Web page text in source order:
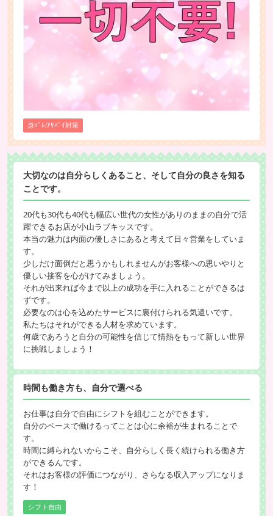
身ﾊﾞﾚ/ｱﾘﾊﾞｲ対策
大切なのは自分らしくあること、そして自分の良さを知る
ことです。
20代も30代も40代も幅広い世代の女性がありのままの自分で活
躍できるお店が小山ラブキッスです。
本当の魅力は内面の優しさにあると考えて日々営業をしていま
す。
少しだけ面倒だと思うかもしれませんがお客様への思いやりと
優しい接客を心がけてみましょう。
それが出来れば今まで以上の成功を手に入れることができるは
ずです。
必要なのは心を込めたサービスに裏付けられる気遣いです。
私たちはそれができる人材を求めています。
何歳であろうと自分の可能性を信じて情熱をもって新しい世界
に挑戦しましょう！
時間も働き方も、自分で選べる
お仕事は自分で自由にシフトを組むことができます。
自分のペースで働けるってことは心に余裕が生まれることで
す。
時間に縛られないからこそ、自分らしく長く続けられる働き方
ができるんです。
それはお客様の評価につながり、さらなる収入アップになりま
す！
シフト自由